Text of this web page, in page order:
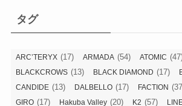
ー
タグ
ARC’TERYX (17) ARMADA (54) ATOMIC
BLACKCROWS (13) BLACK DIAMOND (17)
CANDIDE (13) DALBELLO (17) FACTION
GIRO (17) Hakuba Valley (20) K2 (57)